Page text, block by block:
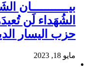
الشُهَداء لَن
حزب اليسار
مايو 18, 2023